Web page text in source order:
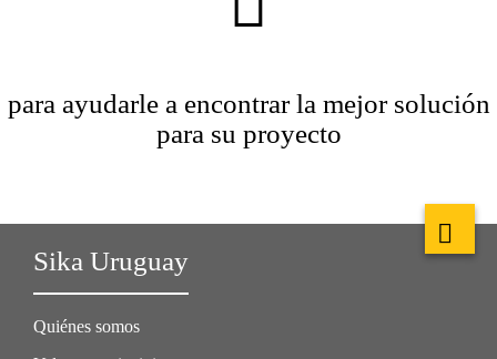
para ayudarle a encontrar la mejor solución
para su proyecto
Sika Uruguay
Quiénes somos